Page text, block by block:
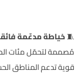
🧵خياطة مدعّمة
مُصممة لتحمّل مئات
قوية تدعم المناطق